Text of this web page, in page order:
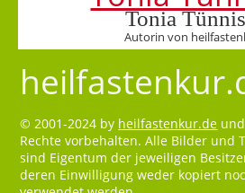
Tonia
Autorin von
© 2001-2024 by heilfastenkur.de
Rechte vorbehalten. Alle Bilder und
sind Eigentum der jeweiligen
deren Einwilligung weder kopiert